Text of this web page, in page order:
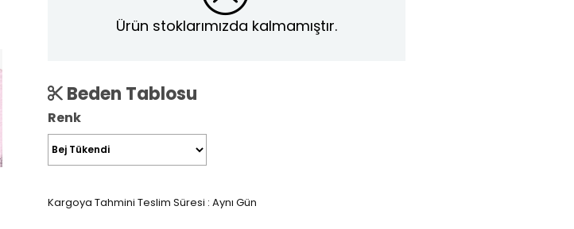
Ürün stoklarımızda kalmamıştır.
Beden Tablosu
Renk
Kargoya Tahmini Teslim Süresi : Aynı Gün